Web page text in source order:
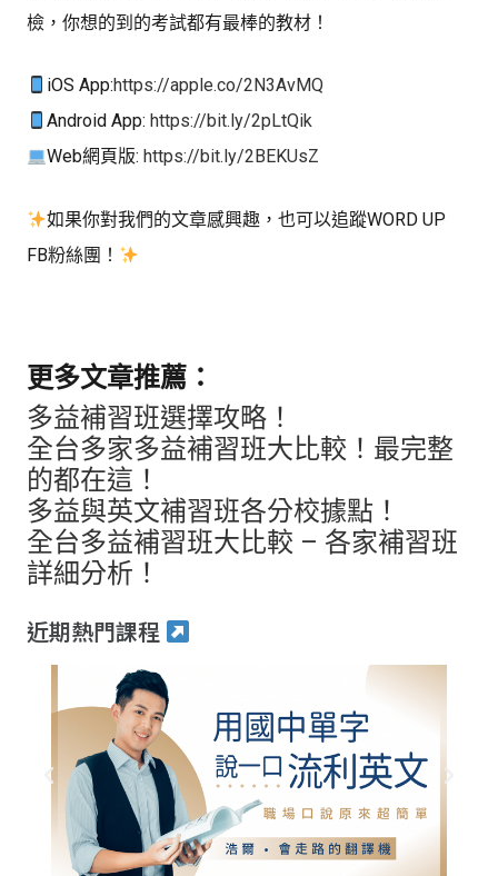
檢，你想的到的考試都有最棒的教材！
iOS App:https://apple.co/2N3AvMQ
Android App: https://bit.ly/2pLtQik
Web網頁版: https://bit.ly/2BEKUsZ
如果你對我們的文章感興趣，也可以追蹤WORD UP
FB粉絲團！
更多文章推薦：
多益補習班選擇攻略！
全台多家多益補習班大比較！最完整
的都在這！
多益與英文補習班各分校據點！
全台多益補習班大比較 – 各家補習班
詳細分析！
近期熱門課程